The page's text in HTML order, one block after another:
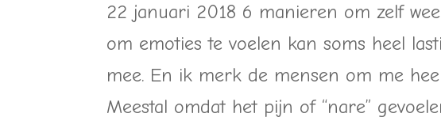
22 januari 2018 6 manieren om zelf
om emoties te voelen kan soms heel
mee. En ik merk de mensen om me
Meestal omdat het pijn of “nare”